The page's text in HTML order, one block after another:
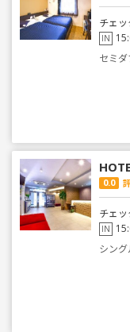
チェ
IN
セミダ
0.0
チェ
IN
シング